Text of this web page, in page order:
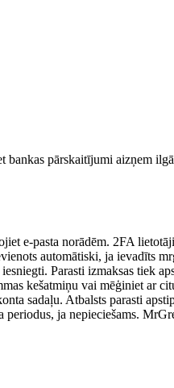
bankas pārskaitījumi aizņem
e-pasta norādēm. 2FA
automātiski, ja ievadīts
Parasti izmaksas tiek
kešatmiņu vai mēģiniet ar
sadaļu. Atbalsts parasti
ja nepieciešams.